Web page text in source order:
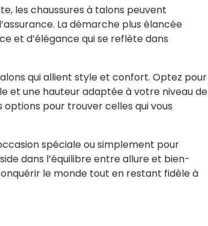
les chaussures à talons peuvent
La démarche plus élancée
et d’élégance qui se reflète dans
qui allient style et confort. Optez pour
et une hauteur adaptée à votre niveau de
pour trouver celles qui vous
spéciale ou simplement pour
dans l’équilibre entre allure et bien-
le monde tout en restant fidèle à